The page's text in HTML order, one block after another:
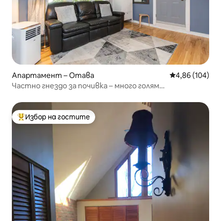
Апартамент – Отава Средна
4,86 (104)
Частно гнездо за почивка – много голям
Най-популярен избор на гостите
Избор на гостите